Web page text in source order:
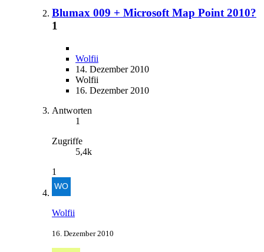
Blumax 009 + Microsoft Map Point 2010?
1
Wolfii
14. Dezember 2010
Wolfii
16. Dezember 2010
Antworten
1
Zugriffe
5,4k
1
Wolfii
16. Dezember 2010